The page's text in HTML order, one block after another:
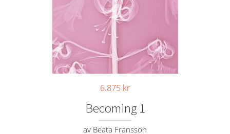
6.875 kr
Becoming 1
av Beata Fransson